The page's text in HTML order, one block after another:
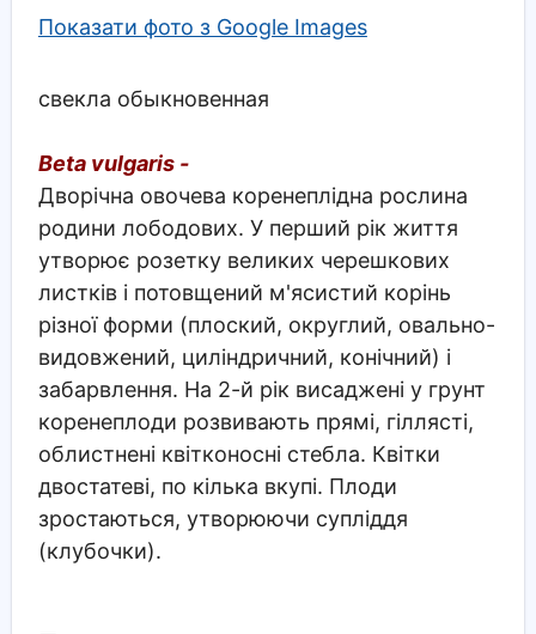
Показати фото з Google Images
свекла обыкновенная
Beta vulgaris -
Дворічна овочева коренеплідна рослина
родини лободових. У перший рік життя
утворює розетку великих черешкових
листків і потовщений м'ясистий корінь
різної форми (плоский, округлий, овально-
видовжений, циліндричний, конічний) і
забарвлення. На 2-й рік висаджені у грунт
коренеплоди розвивають прямі, гіллясті,
облистнені квітконосні стебла. Квітки
двостатеві, по кілька вкупі. Плоди
зростаються, утворюючи супліддя
(клубочки).